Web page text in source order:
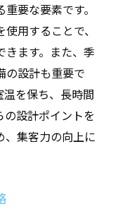
な空調設計
理のポイント
空調設計の工
備の選び方
備の選定基準
法と注意点
要な要素です。
用することで、
きます。また、季
の設計も重要で
を保ち、長時間
設計ポイントを
、集客力の向上に